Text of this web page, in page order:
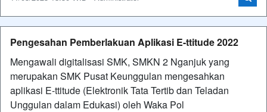
Pengesahan Pemberlakuan Aplikasi E-ttitude 2022
Mengawali digitalisasi SMK, SMKN 2 Nganjuk yang
merupakan SMK Pusat Keunggulan mengesahkan
aplikasi E-ttitude (Elektronik Tata Tertib dan Teladan
Unggulan dalam Edukasi) oleh Waka Pol